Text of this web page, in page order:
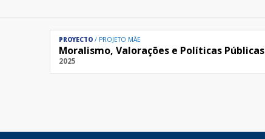
PROYECTO PROJETO MÃE
Moralismo, Valorações e Políticas Públicas
2025